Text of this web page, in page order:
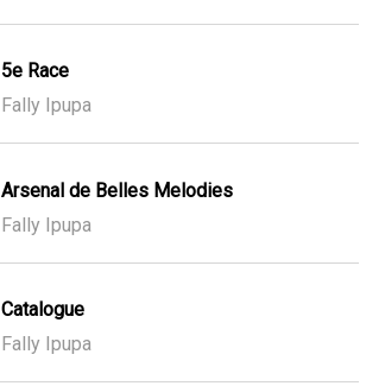
5e Race
Fally Ipupa
Arsenal de Belles Melodies
Fally Ipupa
Catalogue
Fally Ipupa